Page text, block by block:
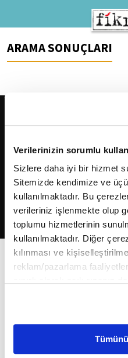
Verilerinizin sorumlu
Sizlere daha iyi bir hizmet
Sitemizde kendimize ve
kullanılmaktadır. Bu
verileriniz işlenmekte olup
toplumu hizmetlerinin
kullanılmaktadır. Diğer
kılınması ve
reklam/pazarlama
belirleyebilirsiniz.
Ayarlar butonuna
Metnimizi ziyaret
6698 sayılı Kişisel Verilerin
ARAMA SONUÇLARI
2026Fikriyat. Tüm hakları